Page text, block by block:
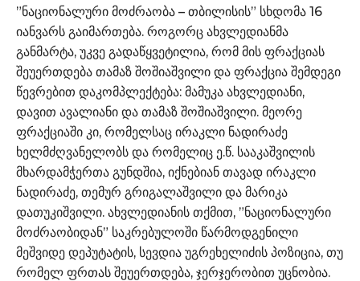
”ნაციონალური მოძრაობა – თბილისის” სხდომა 16
იანვარს გაიმართება. როგორც ახვლედიანმა
განმარტა, უკვე გადაწყვეტილია, რომ მის ფრაქციას
შეუერთდება თამაზ შოშიაშვილი და ფრაქცია შემდეგი
წევრებით დაკომპლექტება: მამუკა ახვლედიანი,
დავით ავალიანი და თამაზ შოშიაშვილი. მეორე
ფრაქციაში კი, რომელსაც ირაკლი ნადირაძე
ხელმძღვანელობს და რომელიც ე.წ. სააკაშვილის
მხარდამჭერთა გუნდშია, იქნებიან თავად ირაკლი
ნადირაძე, თემურ გრიგალაშვილი და მარიკა
დათუკიშვილი. ახვლედიანის თქმით, ”ნაციონალური
მოძრაობიდან” საკრებულოში წარმოდგენილი
მეშვიდე დეპუტატის, სევდია უგრეხელიძის პოზიცია, თუ
რომელ ფრთას შეუერთდება, ჯერჯერობით უცნობია.